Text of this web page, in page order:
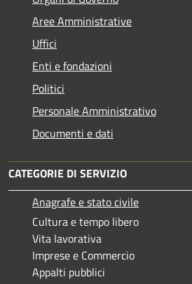
Aree Amministrative
Uffici
Enti e fondazioni
Politici
Personale Amministrativo
Documenti e dati
CATEGORIE DI SERVIZIO
Anagrafe e stato civile
Cultura e tempo libero
Vita lavorativa
Imprese e Commercio
Appalti pubblici